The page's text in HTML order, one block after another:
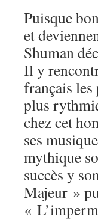
Puisque
et
Shuman
Il y
français les
plus
chez cet
ses
mythique
succès y
Majeur »
«